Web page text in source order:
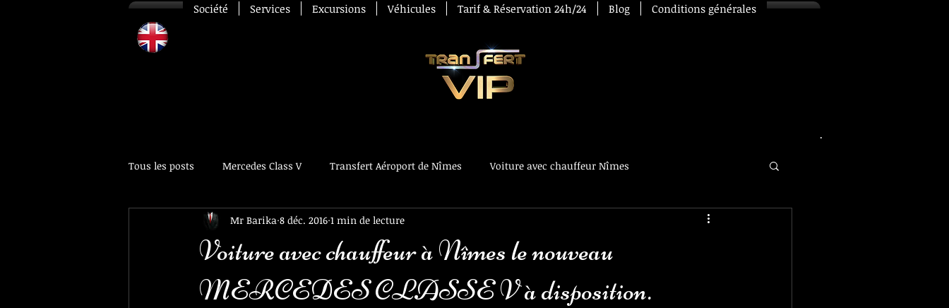
Société Services Excursions Véhicules Tarif & Réservation 24h/24 Blog Conditions générales
Tous les posts Mercedes Class V Transfert Aéroport de Nîmes Voiture avec chauffeur Nîmes
Jaguar Xjl Limousine aéroport de Nîmes Voiture avec chauffeur Tignes
Voiture avec chauffeur à Nîmes le nouveau
MERCEDES CLASSE V à disposition.
Mr Barika 8 déc. 2016 1 min de lecture